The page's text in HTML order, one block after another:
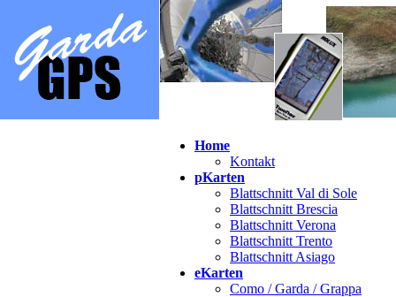
Home
Kontakt
pKarten
Blattschnitt Val di Sole
Blattschnitt Brescia
Blattschnitt Verona
Blattschnitt Trento
Blattschnitt Asiago
eKarten
Como / Garda / Grappa